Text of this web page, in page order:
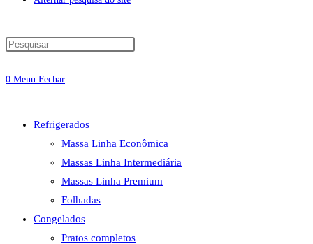
0 Menu Fechar
Refrigerados
Massa Linha Econômica
Massas Linha Intermediária
Massas Linha Premium
Folhadas
Congelados
Pratos completos